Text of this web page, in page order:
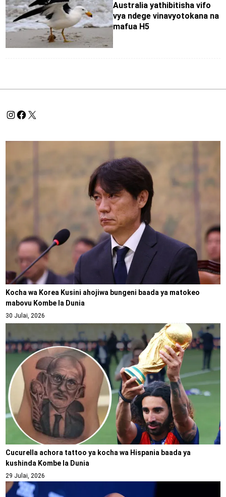
Australia yathibitisha vifo
vya ndege vinavyotokana na
mafua H5
Kocha wa Korea Kusini ahojiwa bungeni baada ya matokeo
mabovu Kombe la Dunia
30 Julai, 2026
Cucurella achora tattoo ya kocha wa Hispania baada ya
kushinda Kombe la Dunia
29 Julai, 2026